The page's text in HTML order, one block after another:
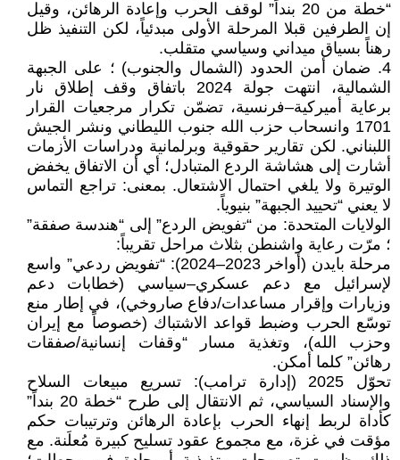
“خطة من 20 بنداً” لوقف الحرب وإعادة الرهائن، وقيل
إن الطرفين قبلا المرحلة الأولى مبدئياً، لكن التنفيذ ظل
رهناً بسياق ميداني وسياسي متقلب.
4. ضمان أمن الحدود (الشمال والجنوب) ؛ على الجبهة
الشمالية، انتهت جولة 2024 باتفاق وقف إطلاق نار
برعاية أميركية–فرنسية، تضمّن تكرار مرجعيات القرار
1701 وانسحاب حزب الله جنوب الليطاني ونشر الجيش
اللبناني. لكن تقارير حقوقية وبرلمانية ودراسات الأزمات
أشارت إلى هشاشة الردع المتبادل؛ أي أن الاتفاق يخفض
الوتيرة ولا يلغي احتمال الاشتعال. بمعنى: تراجع التماس
لا يعني “تحييد الجبهة” بنيوياً.
الولايات المتحدة: من “تفويض الردع” إلى “هندسة صفقة”
؛ مرّت رعاية واشنطن بثلاث مراحل تقريباً:
مرحلة بايدن (أواخر 2023–2024): “تفويض ردعي” واسع
لإسرائيل مع دعم عسكري–سياسي (خطابات دعم
وزيارات وإقرار مساعدات/دفاع صاروخي)، في إطار منع
توسّع الحرب وضبط قواعد الاشتباك (خصوصاً مع إيران
وحزب الله)، وتغذية مسار “وقفات إنسانية/صفقات
رهائن” كلما أمكن.
تحوّل 2025 (إدارة ترامب): تسريع مبيعات السلاح
والإسناد السياسي، ثم الانتقال إلى طرح “خطة 20 بنداً”
كأداة لربط إنهاء الحرب بإعادة الرهائن وترتيبات حكم
مؤقت في غزة، مع مجموع عقود تسليح كبيرة مُعلَنة. مع